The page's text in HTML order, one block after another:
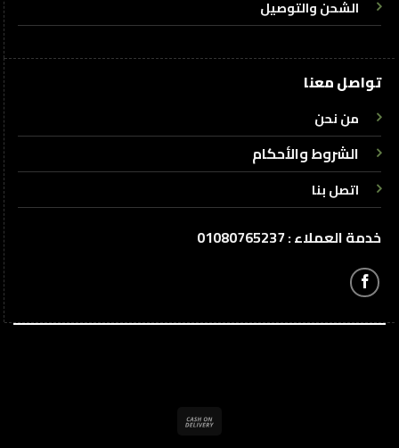
الشحن والتوصيل
تواصل معنا
من نحن
الشروط والأحكام
اتصل بنا
خدمة العملاء : 01080765237